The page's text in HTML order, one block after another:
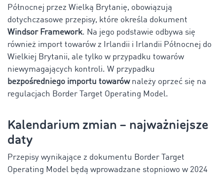
Północnej przez Wielką Brytanię, obowiązują
dotychczasowe przepisy, które określa dokument
Windsor Framework. Na jego podstawie odbywa się
również import towarów z Irlandii i Irlandii Północnej do
Wielkiej Brytanii, ale tylko w przypadku towarów
niewymagających kontroli. W przypadku
bezpośredniego importu towarównależy oprzeć się na
regulacjach Border Target Operating Model.
Kalendarium zmian – najważniejsze
daty
Przepisy wynikające z dokumentu Border Target
Operating Model będą wprowadzane stopniowo w 2024